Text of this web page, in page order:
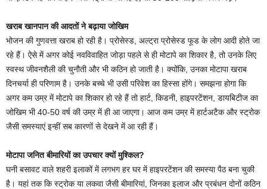
खराब खानपान की आदतों ने बढ़ाया जोखिम
भोजन की गुणवत्ता खराब हो रही है। प्रोसेस्ड, अल्ट्रा प्रोसेस्ड फूड के लोग आदी होते जा
रहे हैं। ऐसे में अगर कोई नवविवाहित जोड़ा पहले से ही मोटापे का शिकार है, तो उनके लिए
स्वस्थ जीवनशैली की चुनौती और भी कठिन हो जाती है। क्योंकि, उनका मोटापा खराब
दिनचर्या ही परिणाम है। उनके बच्चे भी उसी परिवेश का हिस्सा होंगे। समझना होगा कि
अगर कम उम्र में मोटापे का शिकार हो रहे हैं तो हार्ट, किडनी, हाइपरटेंशन, डायबिटीज का
जोखिम भी 40-50 वर्ष की उम्र में ही आ जाएगा। आज कम उम्र में हार्टअटैक और स्ट्रोक
जैसी समस्याएं इन्हीं सब कारणों से देखने में आ रही हैं।
मोटापा जनित बीमारियों का उपचार क्यों मुश्किल?
घनी बसावट वाले शहरी इलाकों में लगभग हर घर में हाइपरटेंशन की समस्या पैठ बना चुकी
है। यहां तक कि स्ट्रोक या लकवा जैसी बीमारियां, जिनका इलाज और प्रबंधन दोनों कठिन